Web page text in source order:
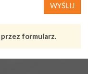
WYŚLIJ
przez formularz.